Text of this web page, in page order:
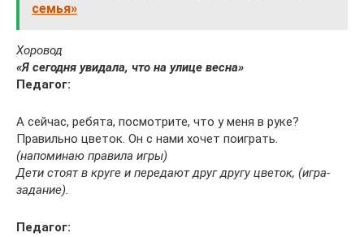
семья»
Хоровод
«Я сегодня увидала, что на улице весна»
Педагог:
А сейчас, ребята, посмотрите, что у меня в руке?
Правильно цветок. Он с нами хочет поиграть.
(напоминаю правила игры)
Дети стоят в круге и передают друг другу цветок, (игра-
задание).
Педагог: